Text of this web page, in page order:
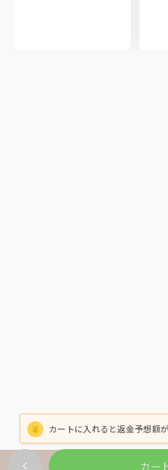
カートに入れると返金予想額
カー